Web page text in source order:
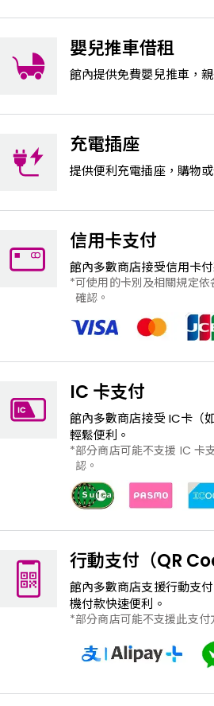
嬰兒推車借租
館內提供免費嬰兒推車，
充電插座
提供便利充電插座，購物
信用卡支付
館內多數商店接受信用卡付
可使用的卡別及相關規定
確認。
IC 卡支付
館內多數商店接受 IC卡（
輕鬆便利。
部分商店可能不支援 IC 卡
認。
行動支付（QR
館內多數商店支援行動支
機付款快速便利。
部分商店可能不支援此支付